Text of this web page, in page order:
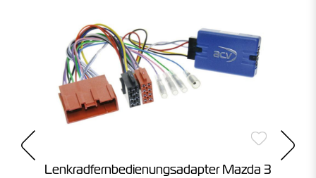
Lenkradfernbedienungsadapter Mazda 3